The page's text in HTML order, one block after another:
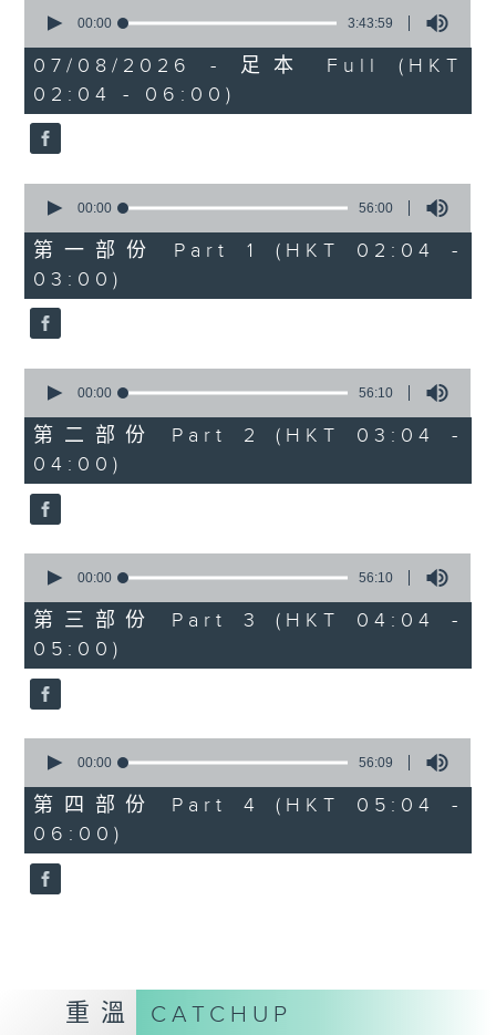
seconds
3
hours,
43
minutes,
59
seconds
00:00 3:43:59
07/08/2026 - 足本 Full (HKT
02:04 - 06:00)
seconds
56
minutes,
0
seconds
00:00 56:00
第一部份 Part 1 (HKT 02:04 -
03:00)
seconds
56
minutes,
10
seconds
00:00 56:10
第二部份 Part 2 (HKT 03:04 -
04:00)
seconds
56
minutes,
10
seconds
00:00 56:10
第三部份 Part 3 (HKT 04:04 -
05:00)
seconds
56
minutes,
9
seconds
00:00 56:09
第四部份 Part 4 (HKT 05:04 -
06:00)
重溫 CATCHUP